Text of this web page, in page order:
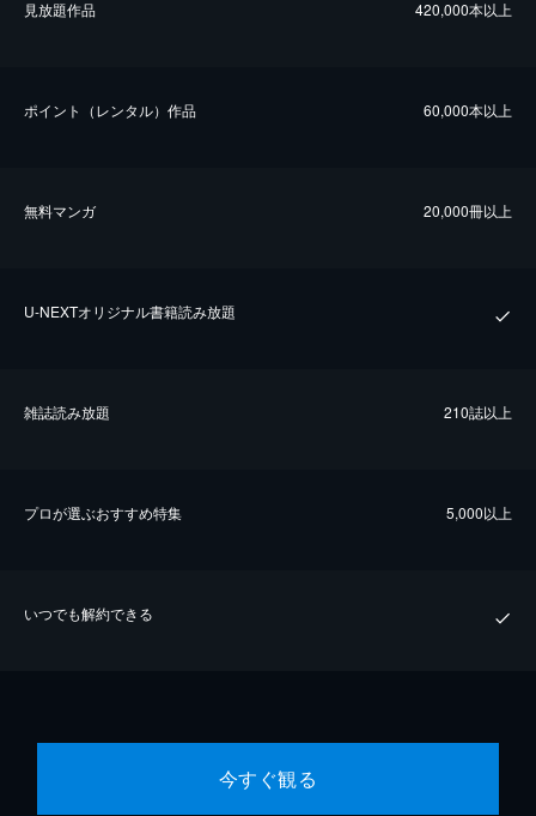
⾒放題作品 420,000本以上
ポイント（レンタル）作品 60,000本以上
無料マンガ 20,000冊以上
U-NEXTオリジナル書籍読み放題
雑誌読み放題 210誌以上
プロが選ぶおすすめ特集 5,000以上
いつでも解約できる
今すぐ観る